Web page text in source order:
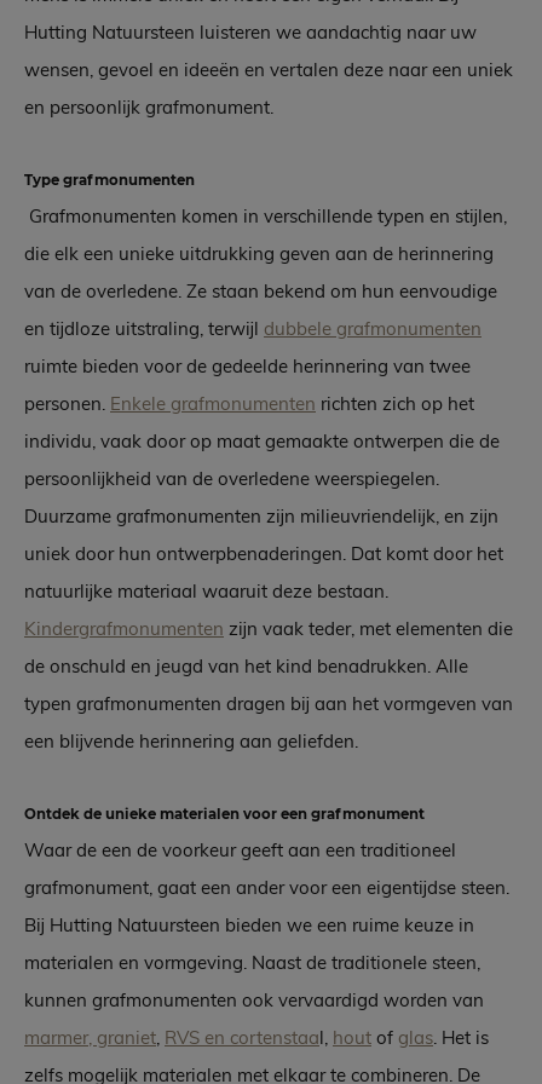
Hutting Natuursteen luisteren we aandachtig naar uw
wensen, gevoel en ideeën en vertalen deze naar een uniek
en persoonlijk grafmonument.
Type grafmonumenten
Grafmonumenten komen in verschillende typen en stijlen,
die elk een unieke uitdrukking geven aan de herinnering
van de overledene. Ze staan bekend om hun eenvoudige
en tijdloze uitstraling, terwijl dubbele grafmonumenten
ruimte bieden voor de gedeelde herinnering van twee
personen. Enkele grafmonumenten richten zich op het
individu, vaak door op maat gemaakte ontwerpen die de
persoonlijkheid van de overledene weerspiegelen.
Duurzame grafmonumenten zijn milieuvriendelijk, en zijn
uniek door hun ontwerpbenaderingen. Dat komt door het
natuurlijke materiaal waaruit deze bestaan.
Kindergrafmonumenten zijn vaak teder, met elementen die
de onschuld en jeugd van het kind benadrukken. Alle
typen grafmonumenten dragen bij aan het vormgeven van
een blijvende herinnering aan geliefden.
Ontdek de unieke materialen voor een grafmonument
Waar de een de voorkeur geeft aan een traditioneel
grafmonument, gaat een ander voor een eigentijdse steen.
Bij Hutting Natuursteen bieden we een ruime keuze in
materialen en vormgeving. Naast de traditionele steen,
kunnen grafmonumenten ook vervaardigd worden van
marmer, graniet, RVS en cortenstaal, hout of glas. Het is
zelfs mogelijk materialen met elkaar te combineren. De